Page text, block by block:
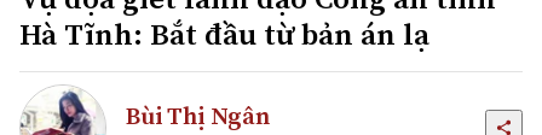
Hà Tĩnh: Bắt đầu từ bản án lạ
Bùi Thị Ngân